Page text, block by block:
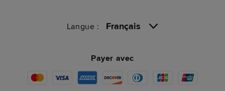
Langue : Français
Payer avec